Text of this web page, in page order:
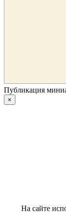
Публикация
×
На сайте